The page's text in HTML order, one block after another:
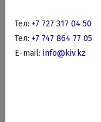
Пароль
Тел: +7 727 317 04 50
Тел: +7 747 864 77 05
E-mail: info@kiv.kz